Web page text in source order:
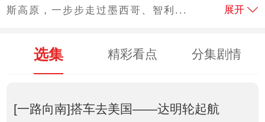
斯高原，一步步走过墨西哥、智利...
展开
选集 精彩看点 分集剧情
[一路向南]搭车去美国——达明轮起航